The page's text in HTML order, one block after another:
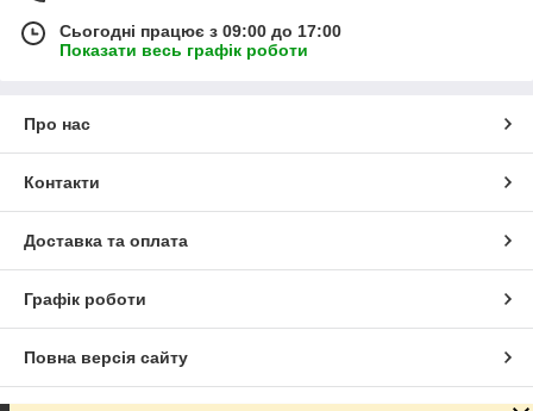
Сьогодні працює з 09:00 до 17:00
Показати весь графік роботи
Про нас
Контакти
Доставка та оплата
Графік роботи
Повна версія сайту